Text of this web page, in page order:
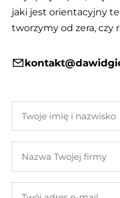
jaki jest orientacyjny
tworzymy od zera, czy
imię
nazwisko
Twojej